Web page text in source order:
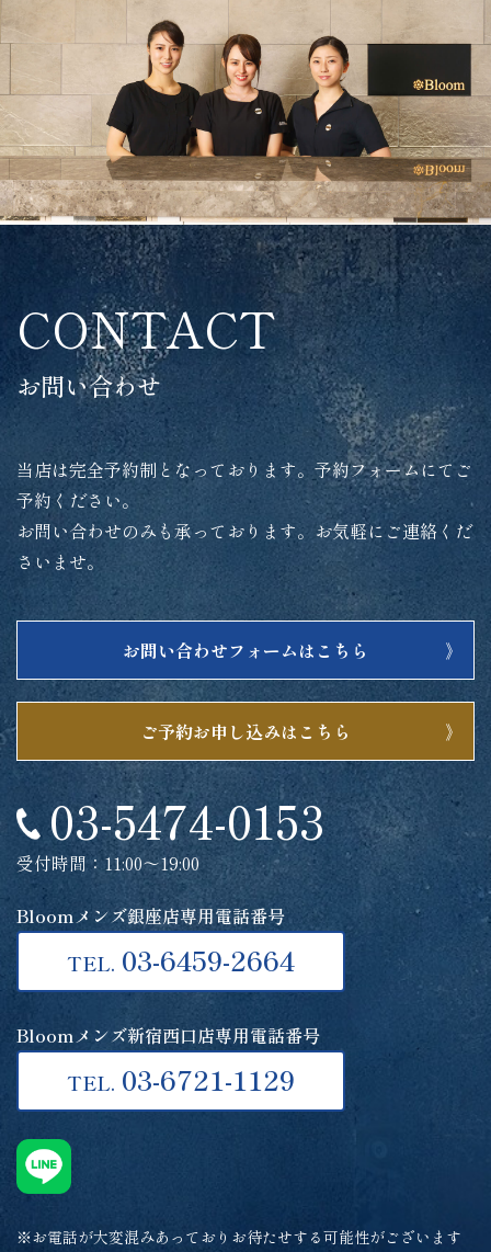
CONTACT
お問い合わせ
当店は完全予約制となっております。予約フォームにてご
予約ください。
お問い合わせのみも承っております。お気軽にご連絡くだ
さいませ。
お問い合わせフォームはこちら
ご予約お申し込みはこちら
03-5474-0153
受付時間：11:00～19:00
Bloomメンズ銀座店専用電話番号
TEL. 03-6459-2664
Bloomメンズ新宿西口店専用電話番号
TEL. 03-6721-1129
※お電話が大変混みあっておりお待たせする可能性がございます